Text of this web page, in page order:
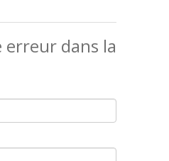
erreur dans la